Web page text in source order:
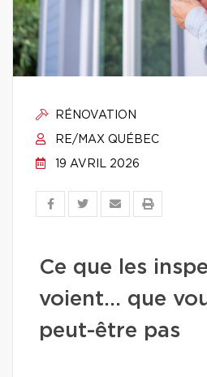
RÉNOVATION
RE/MAX QUÉBEC
19 AVRIL 2026
Ce que les
voient… que
peut-être pas